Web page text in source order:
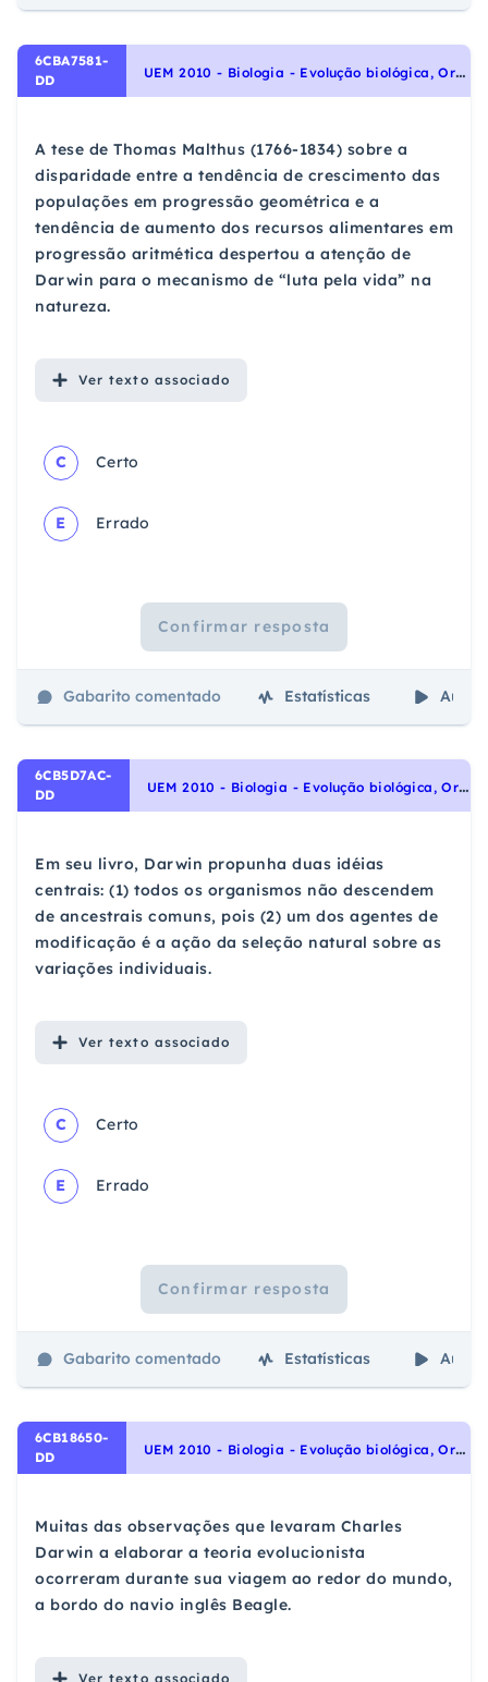
6CBA7581-
DD
U
EM 2010 - Biologia - Evolução biológica, Origem e evolução da vida
A tese de Thomas Malthus (1766-1834) sobre a
disparidade entre a tendência de crescimento das
populações em progressão geométrica e a
tendência de aumento dos recursos alimentares em
progressão aritmética despertou a atenção de
Darwin para o mecanismo de “luta pela vida” na
natureza.
Ver texto associado
C Certo
E Errado
Confirmar resposta
Gabarito comentado Estatísticas Aulas
6CB5D7AC-
DD
U
EM 2010 - Biologia - Evolução biológica, Origem e evolução da vida
Em seu livro, Darwin propunha duas idéias
centrais: (1) todos os organismos não descendem
de ancestrais comuns, pois (2) um dos agentes de
modificação é a ação da seleção natural sobre as
variações individuais.
Ver texto associado
C Certo
E Errado
Confirmar resposta
Gabarito comentado Estatísticas Aulas
6CB18650-
DD
U
EM 2010 - Biologia - Evolução biológica, Origem e evolução da vida
Muitas das observações que levaram Charles
Darwin a elaborar a teoria evolucionista
ocorreram durante sua viagem ao redor do mundo,
a bordo do navio inglês Beagle.
Ver texto associado